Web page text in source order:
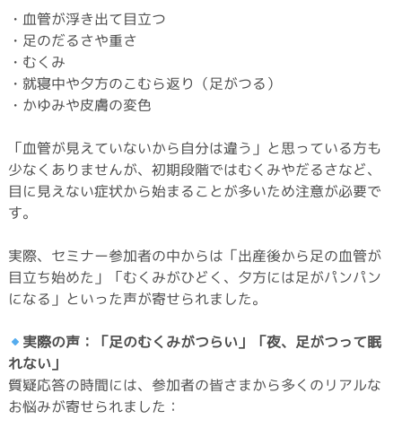
・血管が浮き出て目立つ
・足のだるさや重さ
・むくみ
・就寝中や夕方のこむら返り（足がつる）
・かゆみや皮膚の変色
「血管が見えていないから自分は違う」と思っている方も
少なくありませんが、初期段階ではむくみやだるさなど、
目に見えない症状から始まることが多いため注意が必要で
す。
実際、セミナー参加者の中からは「出産後から足の血管が
目立ち始めた」「むくみがひどく、夕方には足がパンパン
になる」といった声が寄せられました。
実際の声：「足のむくみがつらい」「夜、足がつって眠
れない」
質疑応答の時間には、参加者の皆さまから多くのリアルな
お悩みが寄せられました：